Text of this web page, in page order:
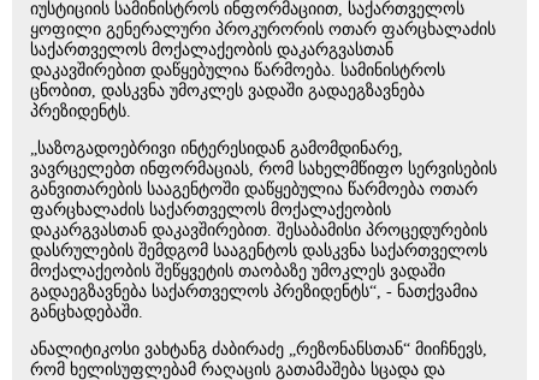
იუსტიციის სამინისტროს ინფორმაციით, საქართველოს
ყოფილი გენერალური პროკურორის ოთარ ფარცხალაძის
საქართველოს მოქალაქეობის დაკარგვასთან
დაკავშირებით დაწყებულია წარმოება. სამინისტროს
ცნობით, დასკვნა უმოკლეს ვადაში გადაეგზავნება
პრეზიდენტს.
„საზოგადოებრივი ინტერესიდან გამომდინარე,
ვავრცელებთ ინფორმაციას, რომ სახელმწიფო სერვისების
განვითარების სააგენტოში დაწყებულია წარმოება ოთარ
ფარცხალაძის საქართველოს მოქალაქეობის
დაკარგვასთან დაკავშირებით. შესაბამისი პროცედურების
დასრულების შემდგომ სააგენტოს დასკვნა საქართველოს
მოქალაქეობის შეწყვეტის თაობაზე უმოკლეს ვადაში
გადაეგზავნება საქართველოს პრეზიდენტს“, - ნათქვამია
განცხადებაში.
ანალიტიკოსი ვახტანგ ძაბირაძე „რეზონანსთან“ მიიჩნევს,
რომ ხელისუფლებამ რაღაცის გათამაშება სცადა და